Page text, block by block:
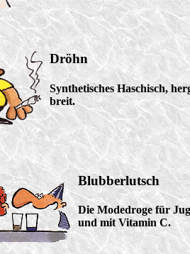
Dröhn
Synthetisches Haschisch,
breit.
Blubberlutsch
Die Modedroge für
und mit Vitamin C.